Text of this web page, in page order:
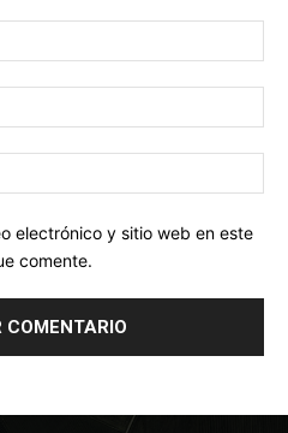
electrónico y sitio web en este
comente.